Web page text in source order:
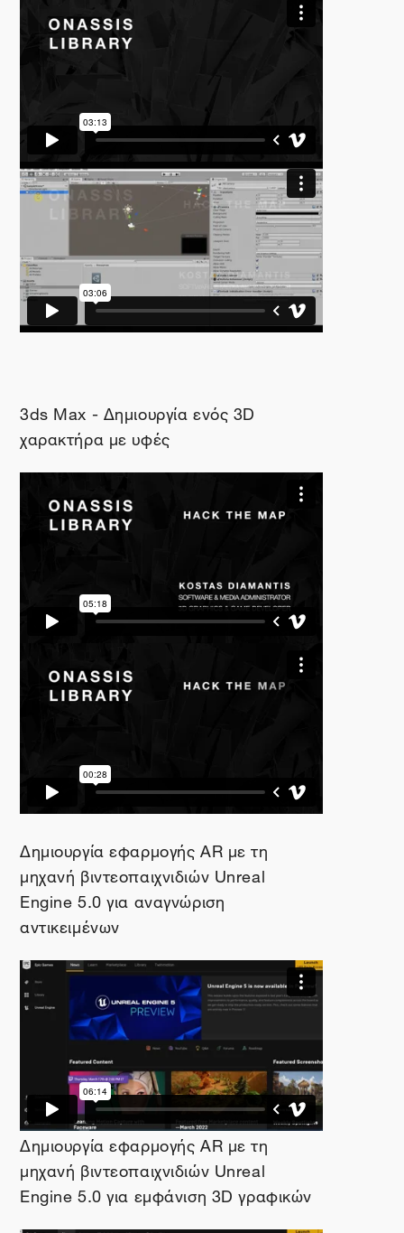
3ds Max - Δημιουργία ενός 3D
χαρακτήρα με υφές
Δημιουργία εφαρμογής AR με τη
μηχανή βιντεοπαιχνιδιών Unreal
Engine 5.0 για αναγνώριση
αντικειμένων
Δημιουργία εφαρμογής AR με τη
μηχανή βιντεοπαιχνιδιών Unreal
Engine 5.0 για εμφάνιση 3D γραφικών